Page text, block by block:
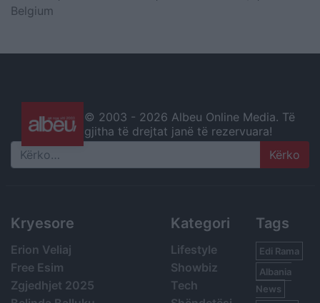
Belgium
© 2003 - 2026 Albeu Online Media. Të
gjitha të drejtat janë të rezervuara!
Search
Kryesore
Erion Veliaj
Free Esim
Zgjedhjet 2025
Kategori
Lifestyle
Showbiz
Tech
Tags
Edi Rama
Albania
News